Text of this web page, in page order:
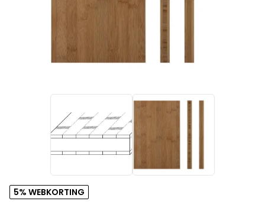
5% WEBKORTING